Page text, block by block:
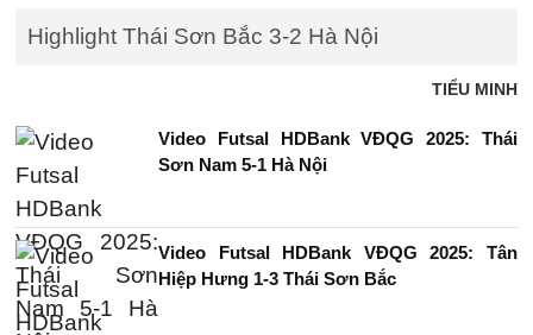
Highlight Thái Sơn Bắc 3-2 Hà Nội
TIỂU MINH
Video Futsal HDBank VĐQG 2025: Thái
Sơn Nam 5-1 Hà Nội
Video Futsal HDBank VĐQG 2025: Tân
Hiệp Hưng 1-3 Thái Sơn Bắc